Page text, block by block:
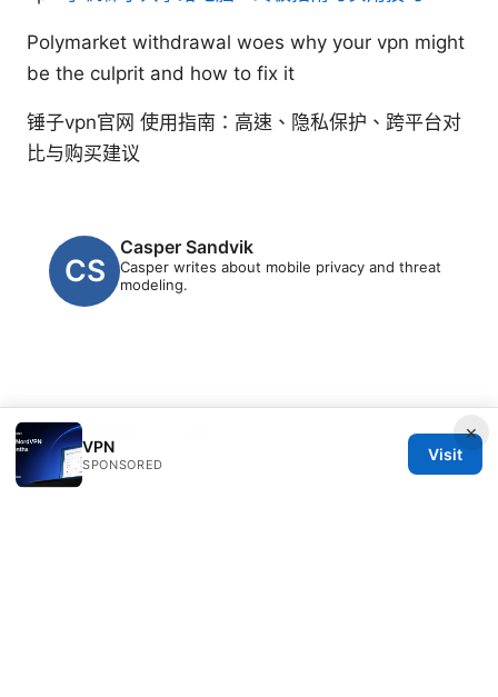
Polymarket withdrawal woes why your vpn might
be the culprit and how to fix it
锤子vpn官网 使用指南：高速、隐私保护、跨平台对
比与购买建议
Casper Sandvik
Casper writes about mobile privacy and threat
modeling.
×
VPN
SPONSORED
Visit
© 2026 Clinedical. All rights reserved.